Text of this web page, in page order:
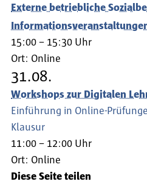
Externe betriebliche
15:00 – 15:30 Uhr
Ort: Online
31.08.
Workshops zur Digitalen
Einführung in Online-
Klausur
11:00 – 12:00 Uhr
Ort: Online
Diese Seite teilen